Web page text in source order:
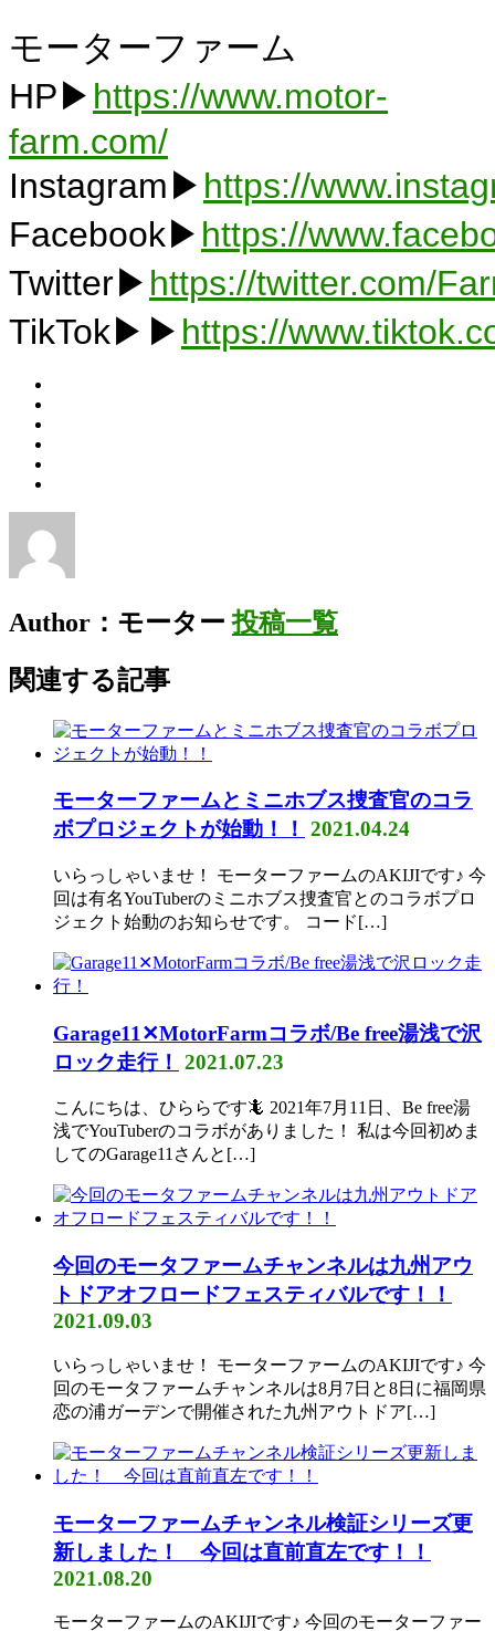
モーターファーム
HP▶ https://www.motor-
farm.com/
Instagram▶ https://
Facebook▶ https://
Twitter▶ https://twitter.com/
TikTok▶▶ https://
Author：モーター投稿一覧
関連する記事
モーターファームとミニホブス捜査官のコラ
ボプロジェクトが始動！！ 2021.04.24
いらっしゃいませ！ モーターファームのAKIJIです♪ 今
回は有名YouTuberのミニホブス捜査官とのコラボプロ
ジェクト始動のお知らせです。 コード[…]
Garage11✕MotorFarmコラボ/Be free湯浅で沢
ロック走行！ 2021.07.23
こんにちは、ひららです🦎 2021年7月11日、Be free湯
浅でYouTuberのコラボがありました！ 私は今回初めま
してのGarage11さんと[…]
今回のモータファームチャンネルは九州アウ
トドアオフロードフェスティバルです！！
2021.09.03
いらっしゃいませ！ モーターファームのAKIJIです♪ 今
回のモータファームチャンネルは8月7日と8日に福岡県
恋の浦ガーデンで開催された九州アウトドア[…]
モーターファームチャンネル検証シリーズ更
新しました！ 今回は直前直左です！！
2021.08.20
モーターファームのAKIJIです♪ 今回のモーターファー